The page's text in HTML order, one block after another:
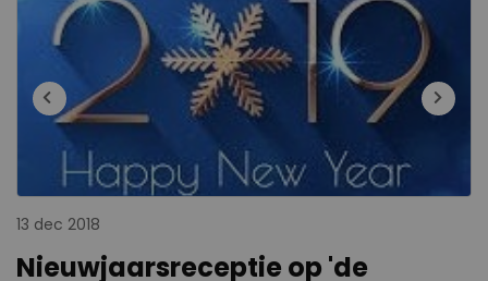
13 dec 2018
Nieuwjaarsreceptie op 'de